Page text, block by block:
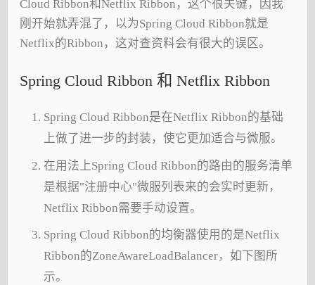
Cloud Ribbon和Netflix Ribbon，这个很关键，因我
刚开始就弄混了，以为Spring Cloud Ribbon就是
Netflix的Ribbon，这对查资料会有很大的误区。
Spring Cloud Ribbon 和 Netflix Ribbon
Spring Cloud Ribbon是在Netflix Ribbon的基础
上做了进一步的封装，使它更加适合与微服。
在用法上Spring Cloud Ribbon的路由的服务清单
是根据"注册中心"微服列表来的会实时更新，
Netflix Ribbon需要手动设置。
Spring Cloud Ribbon的均衡器使用的是Netflix
Ribbon的ZoneAwareLoadBalancer，如下图所
示。